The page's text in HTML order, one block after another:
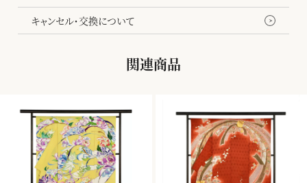
キャンセル・交換について
関連商品